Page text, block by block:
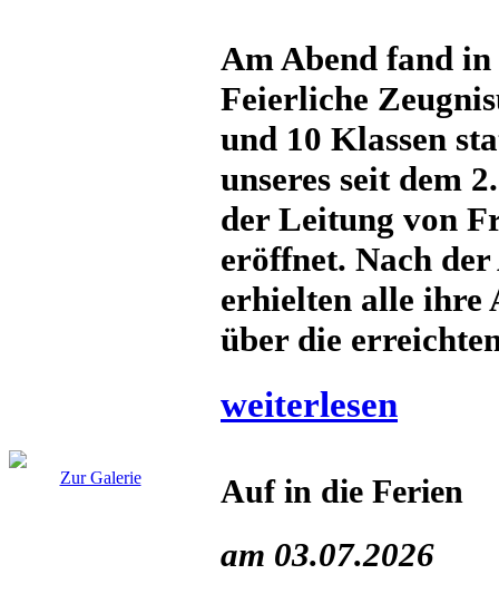
Am Abend fand
Feierliche
und 10 Klassen
unseres seit dem
der Leitung von
eröffnet. Nach
erhielten alle ihre
über die
weiterlesen
Zur Galerie Auf in die Ferien
am 03.07.2026